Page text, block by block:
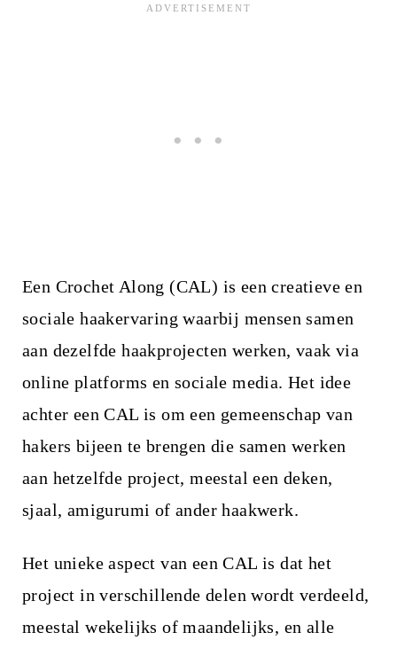
Een Crochet Along (CAL) is een creatieve en
sociale haakervaring waarbij mensen samen
aan dezelfde haakprojecten werken, vaak via
online platforms en sociale media. Het idee
achter een CAL is om een gemeenschap van
hakers bijeen te brengen die samen werken
aan hetzelfde project, meestal een deken,
sjaal, amigurumi of ander haakwerk.
Het unieke aspect van een CAL is dat het
project in verschillende delen wordt verdeeld,
meestal wekelijks of maandelijks, en alle